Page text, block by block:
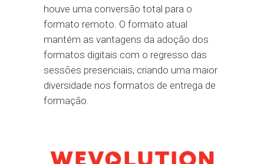
houve uma conversão total para o
formato remoto. O formato atual
mantém as vantagens da adoção dos
formatos digitais com o regresso das
sessões presenciais, criando uma maior
diversidade nos formatos de entrega de
formação.